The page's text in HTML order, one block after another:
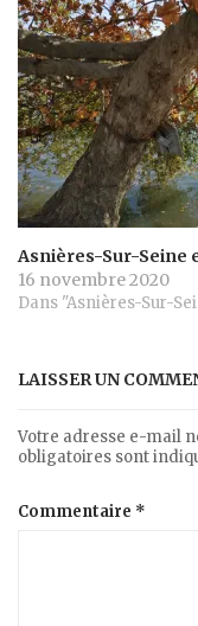
Asnières-Sur-Seine
16 novembre 2020
Dans "Asnières-Sur-
LAISSER UN
Votre adresse e-mail
obligatoires sont
Commentaire *